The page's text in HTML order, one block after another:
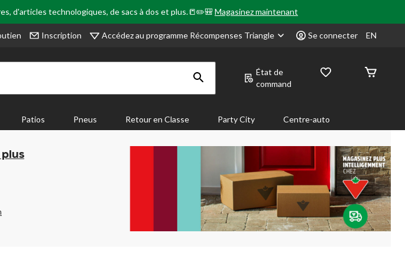
d'articles technologiques, de sacs à dos et plus.📒✏️🎒Magasinez maintenant
Inscription Accédez au programme Récompenses Triangle Se connecter EN
État de
command
Patios Pneus Retour en Classe Party City Centre-auto
plus